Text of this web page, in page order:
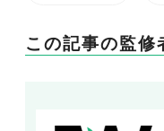
この記事の監修